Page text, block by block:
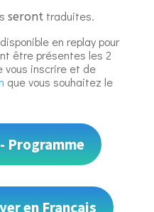
seronttraduites.
en replay pour
être présentes les 2
vous inscrire et de
que vous souhaitez le
Programme
en Français